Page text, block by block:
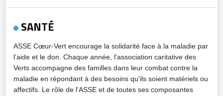
SANTÉ
ASSE Cœur-Vert encourage la solidarité face à la maladie par
l’aide et le don. Chaque année, l'association caritative des
Verts accompagne des familles dans leur combat contre la
maladie en répondant à des besoins qu'ils soient matériels ou
affectifs. Le rôle de l'ASSE et de toutes ses composantes